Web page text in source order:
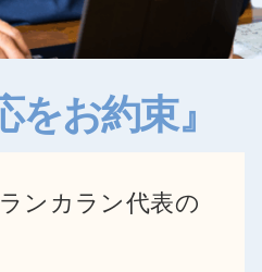
をお約束』
ンカラン代表の